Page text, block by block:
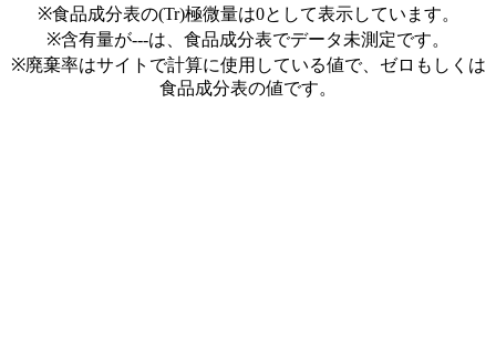
※食品成分表の(Tr)極微量は0として表示しています。
※含有量が---は、食品成分表でデータ未測定です。
※廃棄率はサイトで計算に使用している値で、ゼロもしくは
食品成分表の値です。